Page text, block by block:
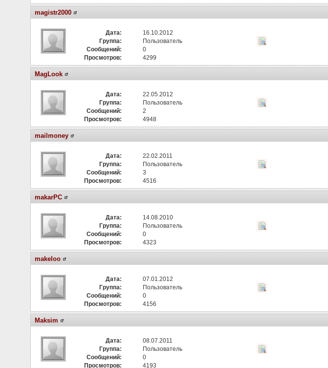
magistr2000
Дата:
16.10.2012
Группа:
Пользователь
Сообщений:
0
Просмотров:
4299
MagLook
Дата:
22.05.2012
Группа:
Пользователь
Сообщений:
2
Просмотров:
4948
mailmoney
Дата:
22.02.2011
Группа:
Пользователь
Сообщений:
3
Просмотров:
4516
makarPC
Дата:
14.08.2010
Группа:
Пользователь
Сообщений:
0
Просмотров:
4323
makeloo
Дата:
07.01.2012
Группа:
Пользователь
Сообщений:
0
Просмотров:
4156
Maksim
Дата:
08.07.2011
Группа:
Пользователь
Сообщений:
0
Просмотров:
4193